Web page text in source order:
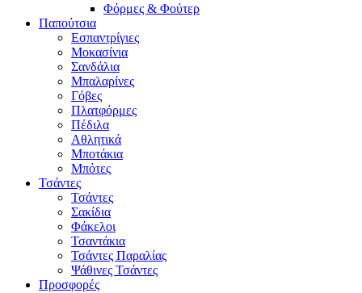
Φόρμες & Φούτερ
Παπούτσια
Εσπαντρίγιες
Μοκασίνια
Σανδάλια
Μπαλαρίνες
Γόβες
Πλατφόρμες
Πέδιλα
Αθλητικά
Μποτάκια
Μπότες
Τσάντες
Τσάντες
Σακίδια
Φάκελοι
Τσαντάκια
Τσάντες Παραλίας
Ψάθινες Τσάντες
Προσφορές